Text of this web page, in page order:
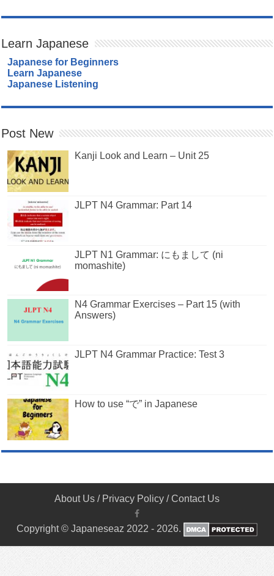
Learn Japanese
Japanese for Beginners
Learn Japanese
Japanese Listening
Post New
Kanji Look and Learn – Unit 25
JLPT N4 Grammar: Part 14
JLPT N1 Grammar: にもまして (ni
momashite)
N4 Grammar Exercises – Part 15 (with
Answers)
JLPT N4 Grammar Practice: Test 3
How to use “で” in Japanese
About Us / Privacy Policy /Contact Us
Copyright © Japaneseaz 2022 - 2026.